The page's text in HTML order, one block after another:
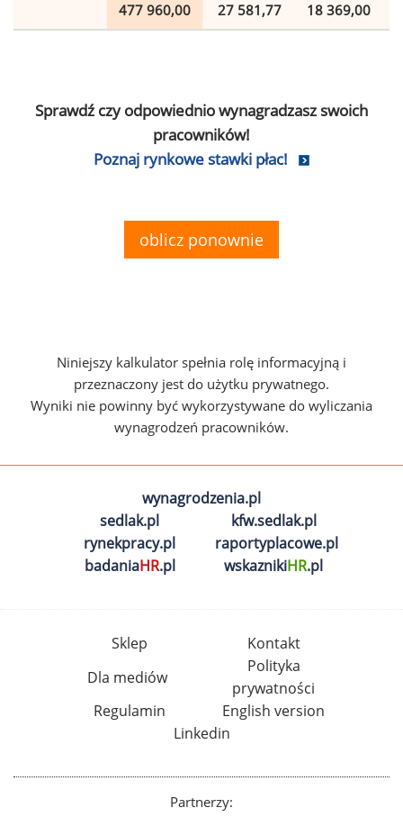
477 960,00 27 581,77 18 369,00
Sprawdź czy odpowiednio wynagradzasz swoich
pracowników!
Poznaj rynkowe stawki płac!
oblicz ponownie
Niniejszy kalkulator spełnia rolę informacyjną i
przeznaczony jest do użytku prywatnego.
Wyniki nie powinny być wykorzystywane do wyliczania
wynagrodzeń pracowników.
wynagrodzenia.pl
sedlak.pl
kfw.sedlak.pl
rynekpracy.pl
raportyplacowe.pl
badaniaHR.pl wskaznikiHR.pl
Sklep
Kontakt
Dla mediów
Polityka
prywatności
Regulamin
English version
Linkedin
Partnerzy: